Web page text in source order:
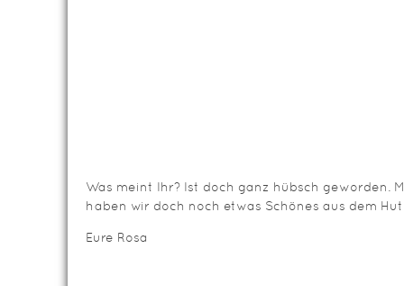
Was meint Ihr? Ist doch ganz hübsch geworden.
haben wir doch noch etwas Schönes aus dem
Eure Rosa